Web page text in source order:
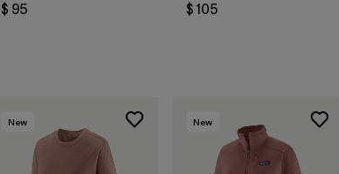
$ 95
$ 105
New New